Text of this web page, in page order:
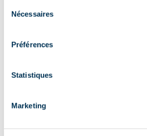
Nécessaires
Préférences
Statistiques
Marketing
Altiport, 73550 Méribel
Aanvullende info lokalisatie